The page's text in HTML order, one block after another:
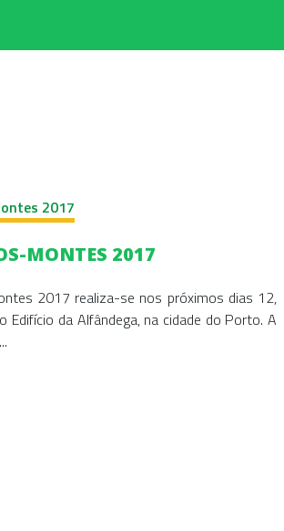
MONTES 2017
2017 realiza-se nos próximos dias 12,
Edifício da Alfândega, na cidade do Porto. A